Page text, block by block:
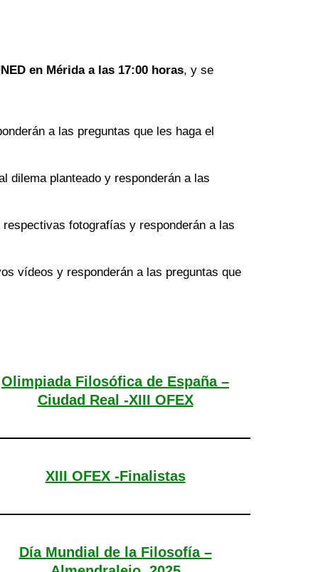
en Mérida a las 17:00 horas, y se
a las preguntas que les haga el
dilema planteado y responderán a las
fotografías y responderán a las
vídeos y responderán a las preguntas que
Olimpiada Filosófica de España –
Ciudad Real -XIII OFEX
XIII OFEX -Finalistas
Día Mundial de la Filosofía –